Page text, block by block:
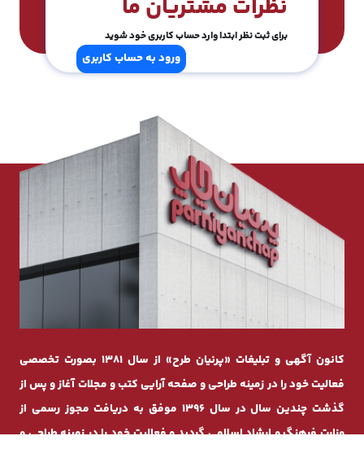
نظرات مشتریان ما
برای ثبت نظر ابتدا وارد حساب کاربری خود شوید
ورود به حساب کاربری
کانون آگهی و تبلیغات «پرنیان طرح» از سال 1381 بصورت تخصصی
فعالیت خود را در زمینه طراحی و صفحه ‌آرایی کتب و مجلات آغاز و پس از
گذشت چندیـن سال در سال 1396 موفق به دریافت مجوز رسمی از
وزارت فرهنگ و ارشاد اسلامی گردید و فعالیت خود را در زمینه طراحی و